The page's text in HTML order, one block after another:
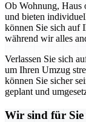
Ob Wohnung, Haus
und bieten
können Sie sich auf
während wir alles
Verlassen Sie sich
um Ihren Umzug
können Sie sicher
geplant und
Wir sind für Sie